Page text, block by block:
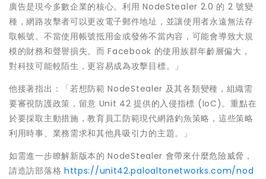
廣告是現今多數企業的核心。利用 NodeStealer 2.0 的 2 號變
種，網路攻擊者可以更改電子郵件地址，並讓使用者永遠無法存
取帳號。不當使用帳號抵用金或發佈不當內容，可能會導致大規
模的財務和聲譽損失。而 Facebook 的使用族群年齡層偏大，
對科技可能較陌生，更容易成為攻擊目標。」
他接著指出：「若想防範 NodeStealer 及其各類變種，組織需
要審視防護政策，留意 Unit 42 提供的入侵指標 (IoC)。重點在
於要採取主動措施，教育員工防範現代網路釣魚策略，這些策略
利用時事、業務需求和其他具吸引力的主題。」
如需進一步瞭解新版本的 NodeStealer 會帶來什麼危險威脅，
請造訪部落格 https://unit42.paloaltonetworks.com/nod